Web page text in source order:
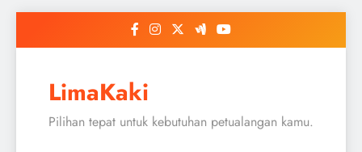
LimaKaki
Pilihan tepat untuk kebutuhan petualangan kamu.